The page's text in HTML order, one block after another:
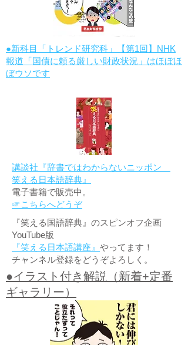
●新科目「トレンド研究科」【第1回】NHK
報道「国債に頼る厳しい財政状況」はほぼほ
ぼウソです
講談社『辞書ではわからないニッポン
笑える日本語辞典』
電子書籍で販売中。
☞こちらへどうぞ
『笑える国語辞典』のスピンオフ企画
YouTube版
『笑える日本語講座』 やってます！
チャンネル登録をどうぞよろしく。
●イラスト付き解説（新着+定番
ギャラリー）